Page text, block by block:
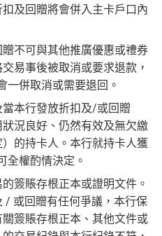
及回贈將會併入主卡戶口內
不可與其他推廣優惠或禮券
易事後被取消或要求退款，
一併取消或需要退回。
本行發放折扣及/或回贈
況良好、仍然有效及無欠繳
）的持卡人。本行就持卡人獲
全權酌情決定。
簽賬存根正本或證明文件。
/ 或回贈有任何爭議，本行保
簽賬存根正本、其他文件或